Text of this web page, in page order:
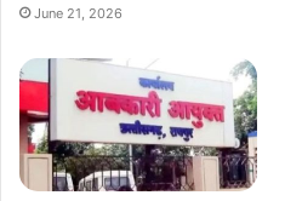
June 21, 2026